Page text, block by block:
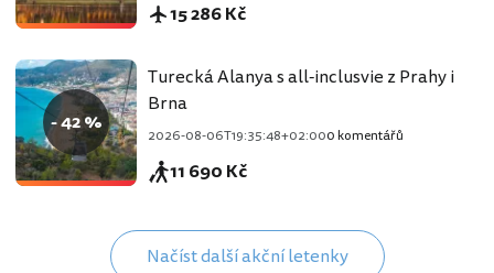
15 286 Kč
- 42 %
Turecká Alanya s all-inclusvie z Prahy i
Brna
2026-08-06T19:35:48+02:000 komentářů
11 690 Kč
Načíst další akční letenky